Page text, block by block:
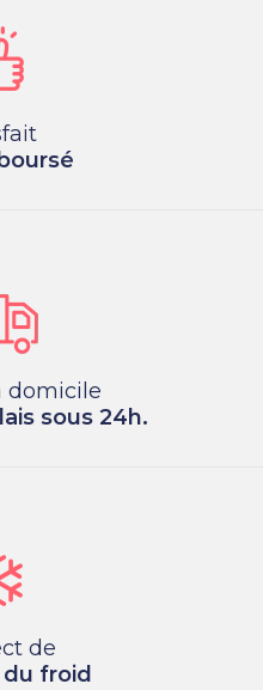
domicile
sous 24h.
de
du froid